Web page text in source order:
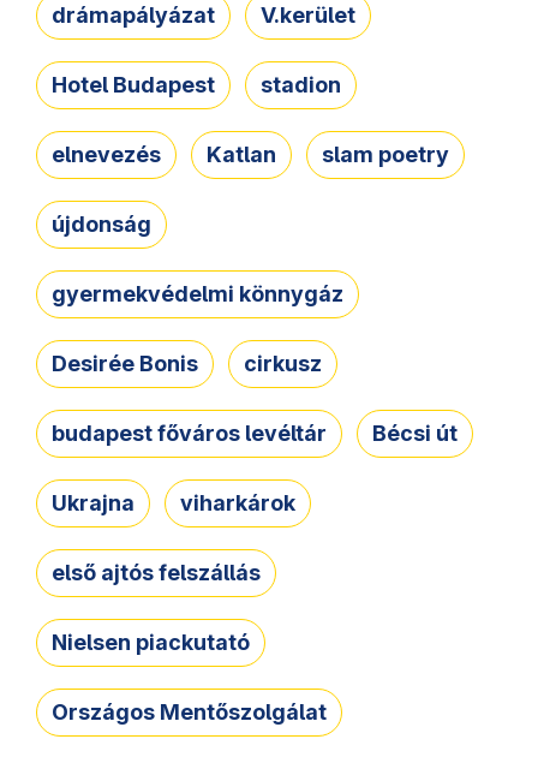
drámapályázat V.kerület
Hotel Budapest stadion
elnevezés Katlan slam poetry
újdonság
gyermekvédelmi könnygáz
Desirée Bonis cirkusz
budapest főváros levéltár Bécsi út
Ukrajna viharkárok
első ajtós felszállás
Nielsen piackutató
Országos Mentőszolgálat